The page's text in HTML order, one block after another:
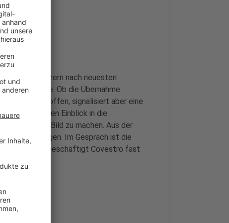
Ölkonzern nach neuesten
Aktie. Ob die Übernahme
weiter offen, signalisiert aber eine
detaillierten Einblick in die
besseres Bild zu machen. Aus der
Verhandlungen. Im Gespräch ist die
in der Stadt beschäftigt Covestro fast